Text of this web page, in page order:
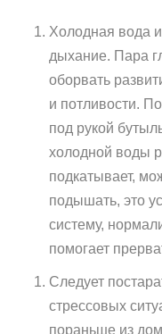
Холодная вода
дыхание. Пара
оборвать
и потливости.
под рукой
холодной воды
подкатывает,
подышать, это
систему,
помогает
Следует
стрессовых
пораньше из